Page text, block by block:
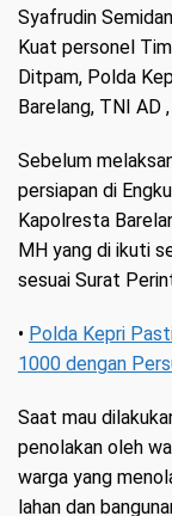
Syafrudin
Kuat personel
Ditpam, Polda
Barelang, TNI AD
Sebelum
persiapan di
Kapolresta
MH yang di ikuti
sesuai Surat
• Polda Kepri
1000 dengan
Saat mau
penolakan oleh
warga yang
lahan dan